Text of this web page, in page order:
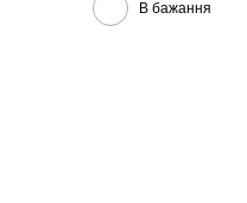
В бажання